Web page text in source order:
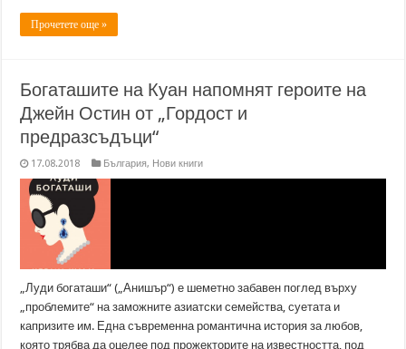
Прочетете още »
Богаташите на Куан напомнят героите на
Джейн Остин от „Гордост и
предразсъдъци“
17.08.2018 България, Нови книги
„Луди богаташи“ („Анишър“) е шеметно забавен поглед върху
„проблемите“ на заможните азиатски семейства, суетата и
капризите им. Една съвременна романтична история за любов,
която трябва да оцелее под прожекторите на известността, под